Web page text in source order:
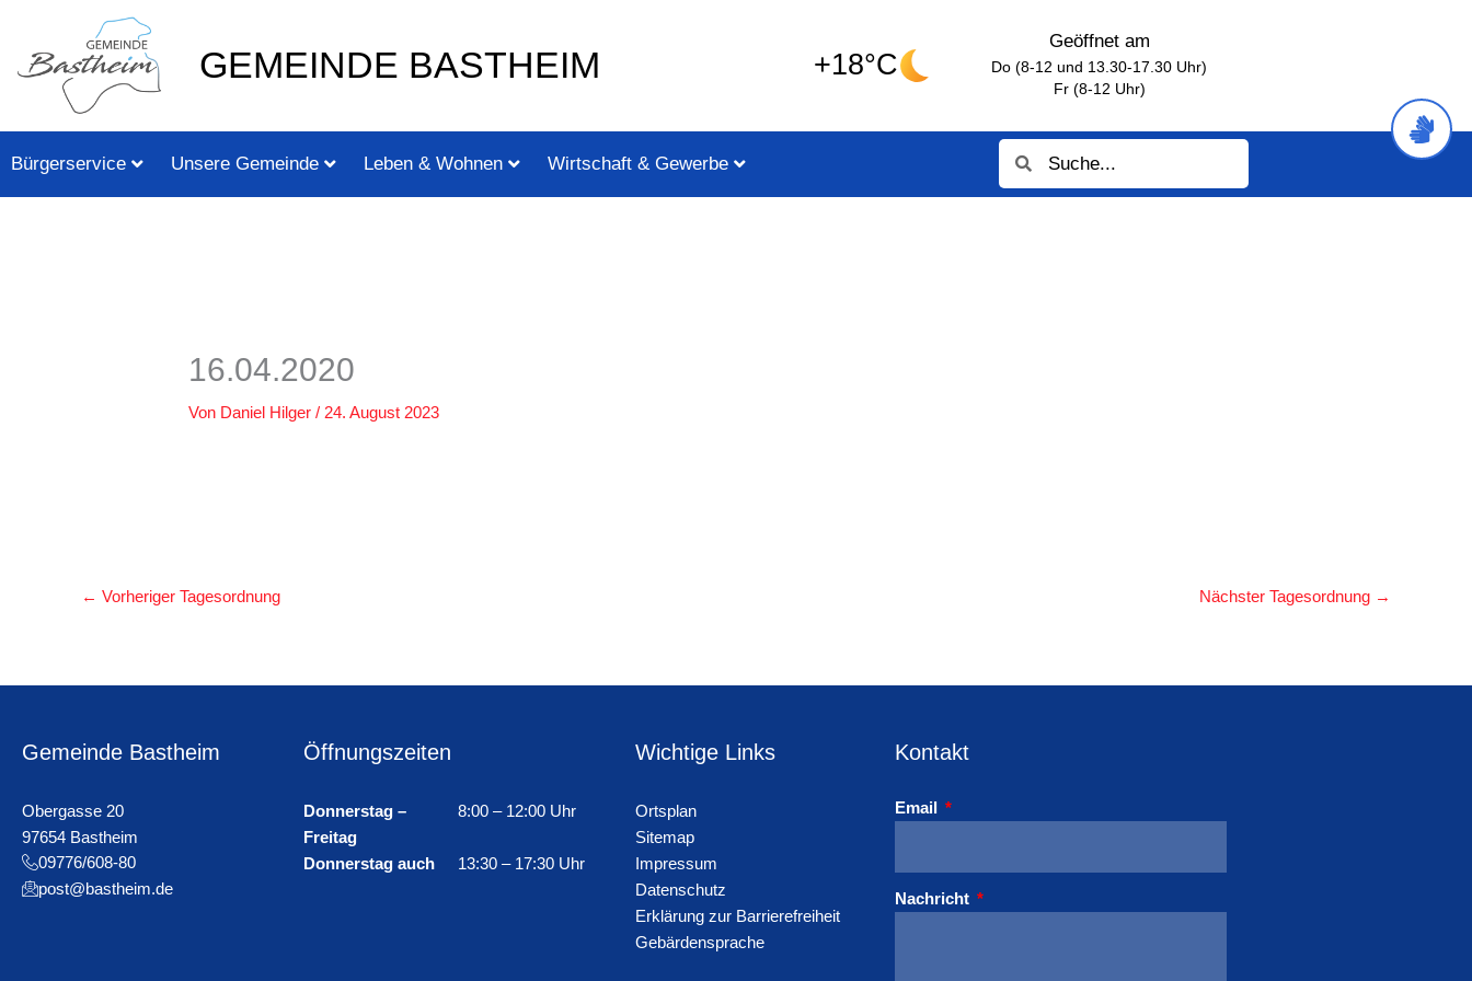
springen
GEMEINDE BASTHEIM +18°C
Geöffnet am
Do (8-12 und 13.30-17.30 Uhr)
Fr (8-12 Uhr)
Bürgerservice Unsere Gemeinde Leben & Wohnen Wirtschaft & Gewerbe
16.04.2020
Von Daniel Hilger/ 24. August 2023
← Vorheriger Tagesordnung Nächster Tagesordnung →
Gemeinde Bastheim
Obergasse 20
97654 Bastheim
09776/608-80
post@bastheim.de
Öffnungszeiten
Donnerstag –
Freitag
8:00 – 12:00 Uhr
Donnerstag auch 13:30 – 17:30 Uhr
Wichtige Links
Ortsplan
Sitemap
Impressum
Datenschutz
Erklärung zur Barrierefreiheit
Gebärdensprache
Kontakt
Email
Nachricht